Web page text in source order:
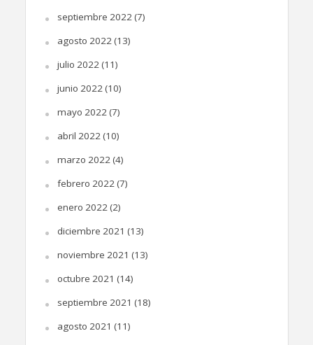
septiembre 2022(7)
agosto 2022(13)
julio 2022(11)
junio 2022(10)
mayo 2022(7)
abril 2022(10)
marzo 2022(4)
febrero 2022(7)
enero 2022(2)
diciembre 2021 (13)
noviembre 2021 (13)
octubre 2021 (14)
septiembre 2021 (18)
agosto 2021 (11)